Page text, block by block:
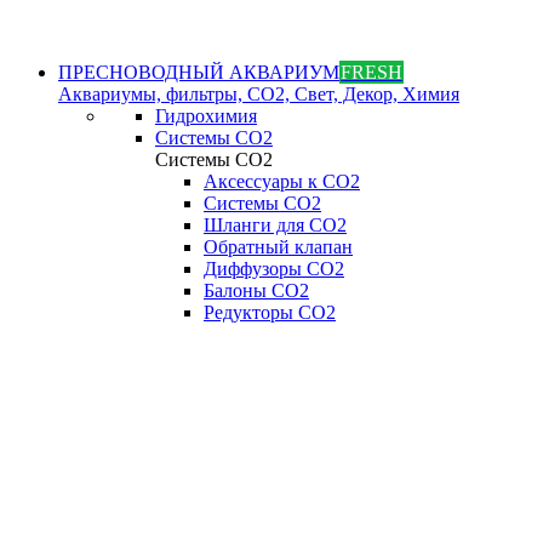
ПРЕСНОВОДНЫЙ АКВАРИУМFRESH
Аквариумы, фильтры, СО2, Свет, Декор, Химия
Гидрохимия
Системы СО2
Системы СО2
Аксессуары к СО2
Системы СО2
Шланги для CO2
Обратный клапан
Диффузоры СO2
Балоны CO2
Редукторы CO2